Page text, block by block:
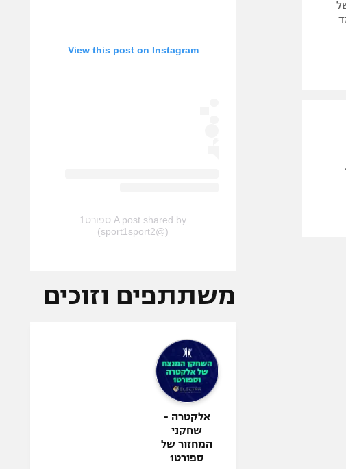
View this post on Instagram
A post shared by ספורט1
(@sport1sport2)
משתתפים וזוכים
אלקטרה -
שחקני
המחזור של
ספורט1